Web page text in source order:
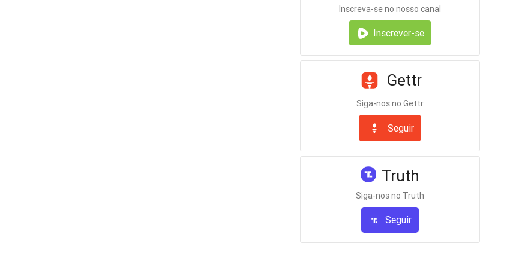
Inscreva-se no nosso canal
Inscrever-se
Gettr
Siga-nos no Gettr
Seguir
Truth
Siga-nos no Truth
Seguir